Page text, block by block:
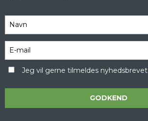
Jeg vil gerne tilmeldes nyhedsbrevet
GODKEND